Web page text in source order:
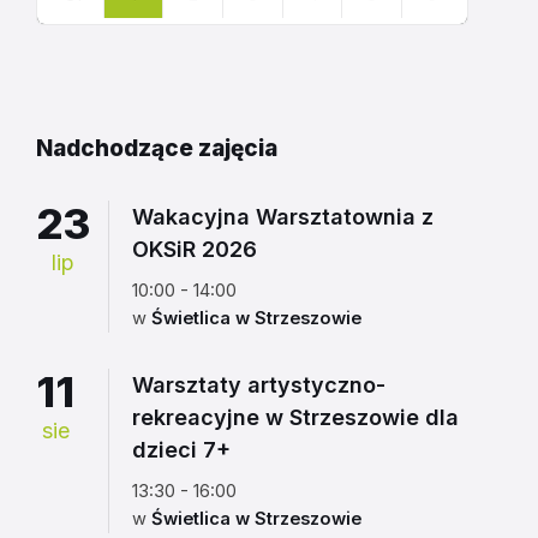
Nadchodzące zajęcia
23
lip
Wakacyjna Warsztatownia z
OKSiR 2026
10:00 - 14:00
w Świetlica w Strzeszowie
11
sie
Warsztaty artystyczno-
rekreacyjne w Strzeszowie dla
dzieci 7+
13:30 - 16:00
w Świetlica w Strzeszowie